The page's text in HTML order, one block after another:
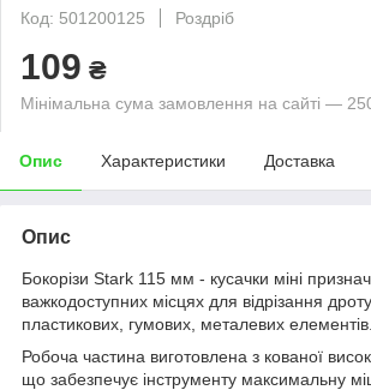
Код: 501200125
Роздріб
109 ₴
Мінімальна сума замовлення на сайті —
Опис Характеристики Доставка
Опис
Бокорізи Stark 115 мм - кусачки міні
важкодоступних місцях для відрізання
пластикових, гумових, металевих елементів.
Робоча частина виготовлена з кованої
що забезпечує інструменту максимальну